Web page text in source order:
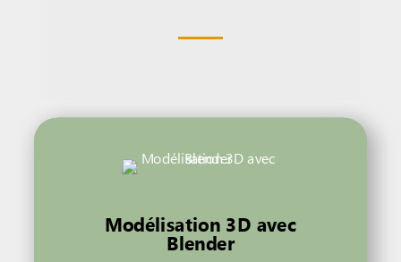
Modélisation 3D avec
Blender